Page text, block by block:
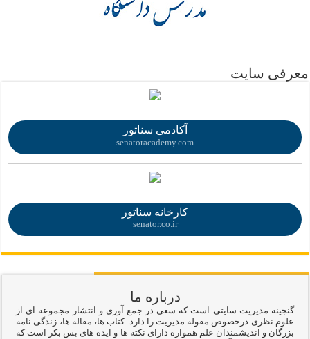
معرفی سایت
آکادمی سناتور
senatoracademy.com
کارخانه سناتور
senator.co.ir
درباره ما
گنجینه مدیریت سایتی است که سعی در جمع آوری و انتشار مجموعه ای از
علوم نظری درخصوص مقوله مدیریت را دارد. کتاب ها، مقاله ها، زندگی نامه
بزرگان و اندیشمندان علم همواره دارای نکته ها و ایده های بس بکر است که